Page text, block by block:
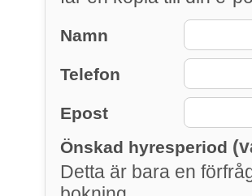
Namn
Telefon
Epost
Önskad hyresperiod
Detta är bara en